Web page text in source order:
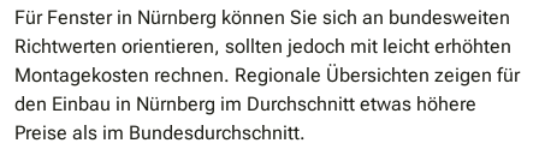
Für Fenster in Nürnberg können Sie sich an bundesweiten
Richtwerten orientieren, sollten jedoch mit leicht erhöhten
Montagekosten rechnen. Regionale Übersichten zeigen für
den Einbau in Nürnberg im Durchschnitt etwas höhere
Preise als im Bundesdurchschnitt.